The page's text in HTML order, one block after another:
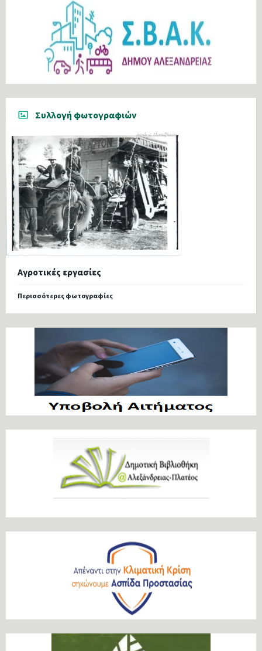
Συλλογή φωτογραφιών
Αγροτικές εργασίες
Περισσότερες φωτογραφίες